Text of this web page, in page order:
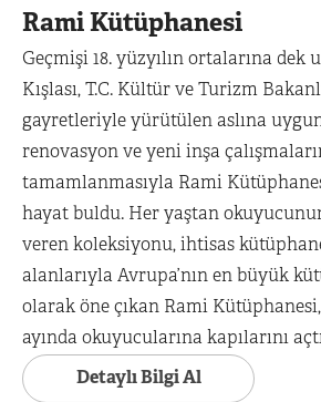
RamiKütüphanesi
Geçmişi 18. yüzyılın ortalarına dek
Kışlası, T.C. Kültür ve Turizm
gayretleriyle yürütülen aslına
renovasyon ve yeni inşa
tamamlanmasıyla Rami
hayat buldu. Her yaştan
veren koleksiyonu, ihtisas
alanlarıyla Avrupa’nın en büyük
olarak öne çıkan Rami Kütüphanesi,
ayında okuyucularına kapılarını
Detaylı Bilgi Al